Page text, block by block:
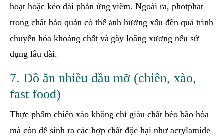
hoạt hoặc kéo dài phản ứng viêm. Ngoài ra, photphat
trong chất bảo quản có thể ảnh hưởng xấu đến quá trình
chuyển hóa khoáng chất và gây loãng xương nếu sử
dụng lâu dài.
7. Đồ ăn nhiều dầu mỡ (chiên, xào,
fast food)
Thực phẩm chiên xào không chỉ giàu chất béo bão hòa
mà còn dễ sinh ra các hợp chất độc hại như acrylamide